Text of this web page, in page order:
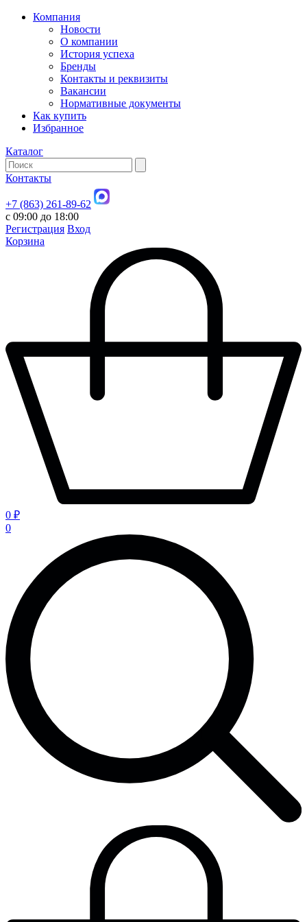
Компания
Новости
О компании
История успеха
Бренды
Контакты и реквизиты
Вакансии
Нормативные документы
Как купить
Избранное
Каталог
Контакты
+7 (863) 261-89-62
с 09:00 до 18:00
Регистрация Вход
Корзина
0 ₽
0